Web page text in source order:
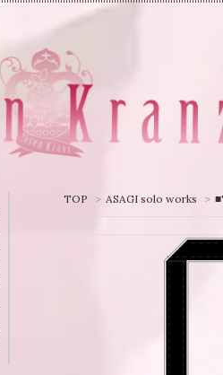
TOP > ASAGI solo works >